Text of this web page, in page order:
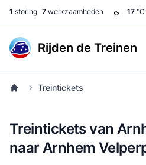
1 storing 7 werkzaamheden 17 °C
Rijden de Treinen
Treintickets
Treintickets van
naar Arnhem